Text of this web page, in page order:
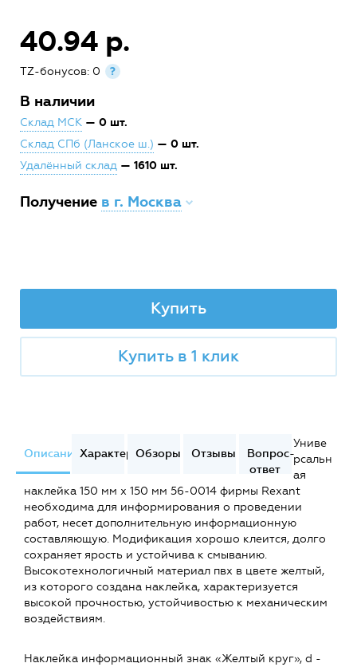
40.94 р.
TZ-бонусов: 0 ?
В наличии
Склад МСК — 0 шт.
Склад СПб (Ланское ш.) — 0 шт.
Удалённый склад — 1610 шт.
Получение в г. Москва
Купить
Купить в 1 клик
ОписаниеХарактеристики
Обзоры Отзывы
Вопрос-
ответ
Униве
рсальн
ая
наклейка 150 мм х 150 мм 56-0014 фирмы Rexant
необходима для информирования о проведении
работ, несет дополнительную информационную
составляющую. Модификация хорошо клеится, долго
сохраняет ярость и устойчива к смыванию.
Высокотехнологичный материал пвх в цвете желтый,
из которого создана наклейка, характеризуется
высокой прочностью, устойчивостью к механическим
воздействиям.
Наклейка информационный знак «Желтый круг», d -